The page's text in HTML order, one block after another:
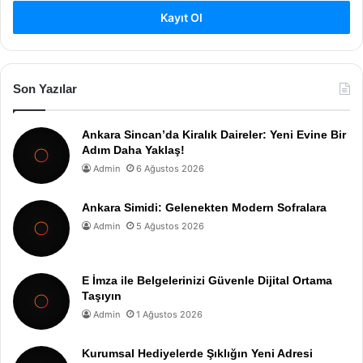
Kayıt Ol
Son Yazılar
Ankara Sincan’da Kiralık Daireler: Yeni Evine Bir
Adım Daha Yaklaş!
Admin 6 Ağustos 2026
Ankara Simidi: Gelenekten Modern Sofralara
Admin 5 Ağustos 2026
E İmza ile Belgelerinizi Güvenle Dijital Ortama
Taşıyın
Admin 1 Ağustos 2026
Kurumsal Hediyelerde Şıklığın Yeni Adresi